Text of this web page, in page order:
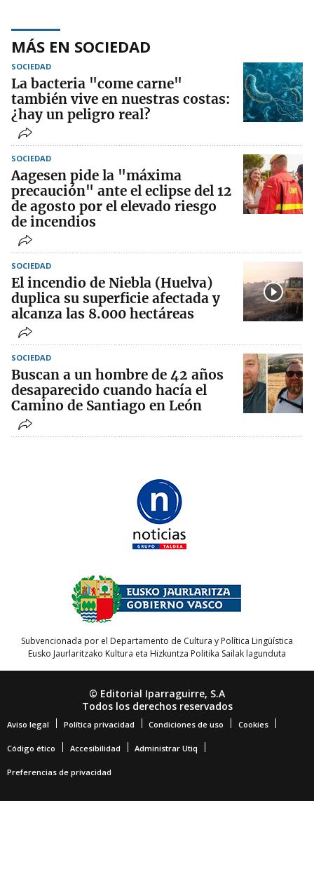
MÁS EN SOCIEDAD
SOCIEDAD
La bacteria "come carne"
también vive en nuestras costas:
¿hay un peligro real?
SOCIEDAD
Aagesen pide la "máxima
precaución" ante el eclipse del 12
de agosto por el elevado riesgo
de incendios
SOCIEDAD
El incendio de Niebla (Huelva)
duplica su superficie afectada y
alcanza las 8.000 hectáreas
SOCIEDAD
Buscan a un hombre de 42 años
desaparecido cuando hacía el
Camino de Santiago en León
Subvencionada por el Departamento de Cultura y Política Lingüística
Eusko Jaurlaritzako Kultura eta Hizkuntza Politika Sailak lagunduta
© Editorial Iparraguirre, S.A
Todos los derechos reservados
Aviso legal Política privacidad Condiciones de uso Cookies
Código ético Accesibilidad Administrar Utiq
Preferencias de privacidad